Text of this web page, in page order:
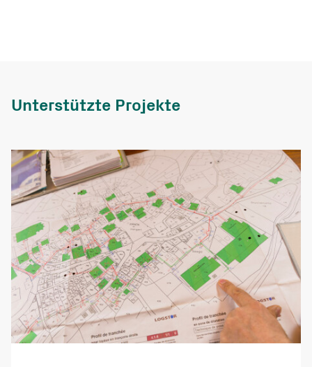
Unterstützte Projekte